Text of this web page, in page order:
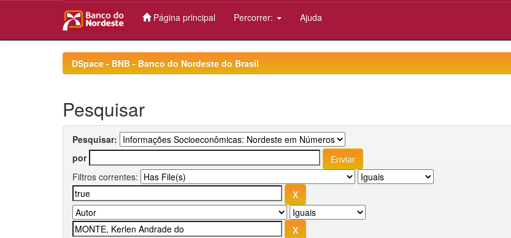
Página principal Percorrer: Ajuda
DSpace - BNB - Banco do Nordeste do Brasil
Pesquisar
Pesquisar:
por
Filtros correntes: